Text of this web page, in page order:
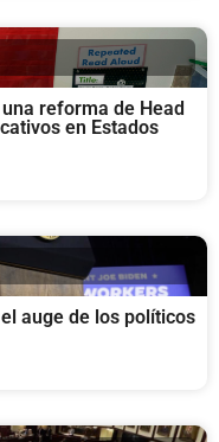
reforma de Head
en Estados
auge de los políticos